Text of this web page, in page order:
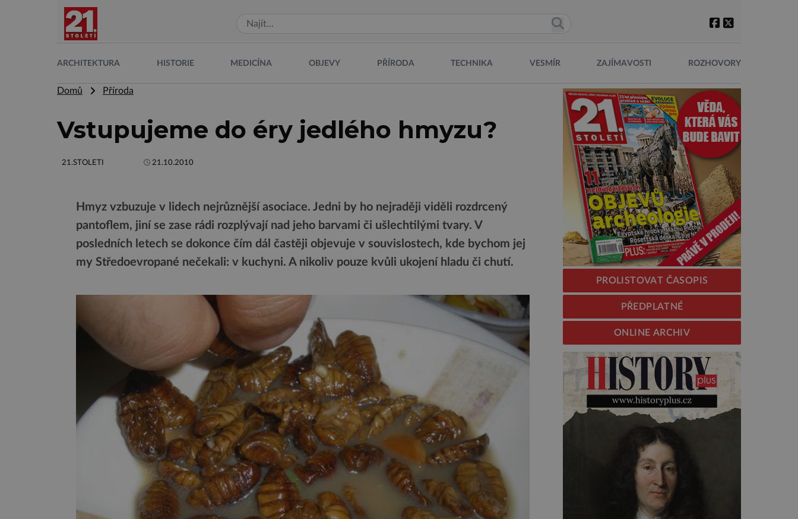
ARCHITEKTURA HISTORIE MEDICÍNA OBJEVY PŘÍRODA TECHNIKA VESMÍR ZAJÍMAVOSTI ROZHOVORY
Domů Příroda
Vstupujeme do éry jedlého hmyzu?
21.STOLETI 21.10.2010
Hmyz vzbuzuje v lidech nejrůznější asociace. Jedni by ho nejraději viděli rozdrcený
pantoflem, jiní se zase rádi rozplývají nad jeho barvami či ušlechtilými tvary. V
posledních letech se dokonce čím dál častěji objevuje v souvislostech, kde bychom jej
my Středoevropané nečekali: v kuchyni. A nikoliv pouze kvůli ukojení hladu či chutí.
PROLISTOVAT ČASOPIS
PŘEDPLATNÉ
ONLINE ARCHIV